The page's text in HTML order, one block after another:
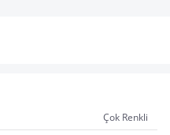
Çok Renkli